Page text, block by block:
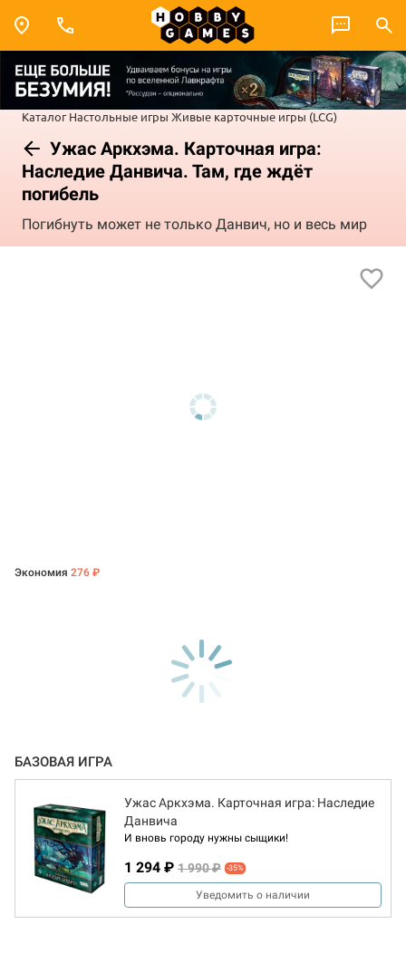
Каталог Настольные игры Живые карточные игры (LCG)
Ужас Аркхэма. Карточная игра:
Наследие Данвича. Там, где ждёт
погибель
Погибнуть может не только Данвич, но и весь мир
Экономия 276 ₽
БАЗОВАЯ ИГРА
Ужас Аркхэма. Карточная игра: Наследие
Данвича
И вновь городу нужны сыщики!
1 294 ₽ 1 990 ₽ -35%
Уведомить о наличии